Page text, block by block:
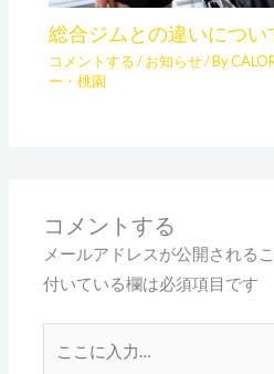
総合ジムとの違いについ
コメントする /お知らせ/ By
ー・桃園
コメントする
メールアドレスが公開される
付いている欄は必須項目です